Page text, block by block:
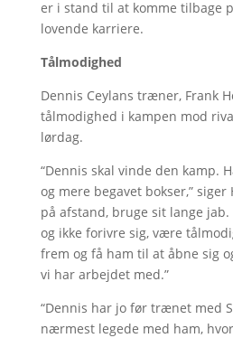
er i stand til at komme tilbage
lovende karriere.
Tålmodighed
Dennis Ceylans træner, Frank
tålmodighed i kampen mod
lørdag.
“Dennis skal vinde den kamp.
og mere begavet bokser,” siger
på afstand, bruge sit lange
og ikke forivre sig, være
frem og få ham til at åbne sig
vi har arbejdet med.”
“Dennis har jo før trænet med
nærmest legede med ham,